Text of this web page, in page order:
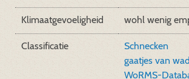
Klimaatgevoeligheid wohl wenig
Classificatie
Schnecken
gaatjes van
WoRMS-